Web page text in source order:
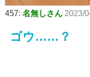
457: 名無しさん 2023/
ゴウ……？